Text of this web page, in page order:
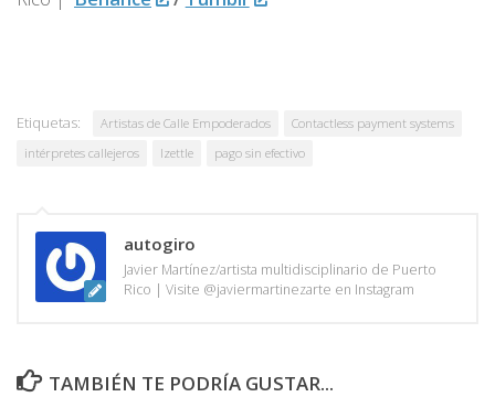
Etiquetas: Artistas de Calle Empoderados
Contactless payment systems
intérpretes callejeros
Izettle pago sin efectivo
autogiro
Javier Martínez/artista multidisciplinario de Puerto
Rico | Visite @javiermartinezarte en Instagram
TAMBIÉN TE PODRÍA GUSTAR...